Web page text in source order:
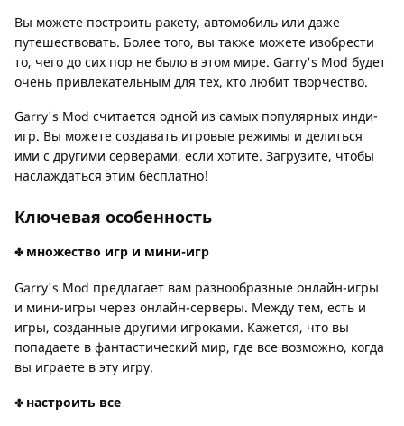
Вы можете построить ракету, автомобиль или даже
путешествовать. Более того, вы также можете изобрести
то, чего до сих пор не было в этом мире. Garry's Mod будет
очень привлекательным для тех, кто любит творчество.
Garry's Mod считается одной из самых популярных инди-
игр. Вы можете создавать игровые режимы и делиться
ими с другими серверами, если хотите. Загрузите, чтобы
наслаждаться этим бесплатно!
Ключевая особенность
✤ множество игр и мини-игр
Garry's Mod предлагает вам разнообразные онлайн-игры
и мини-игры через онлайн-серверы. Между тем, есть и
игры, созданные другими игроками. Кажется, что вы
попадаете в фантастический мир, где все возможно, когда
вы играете в эту игру.
✤ настроить все